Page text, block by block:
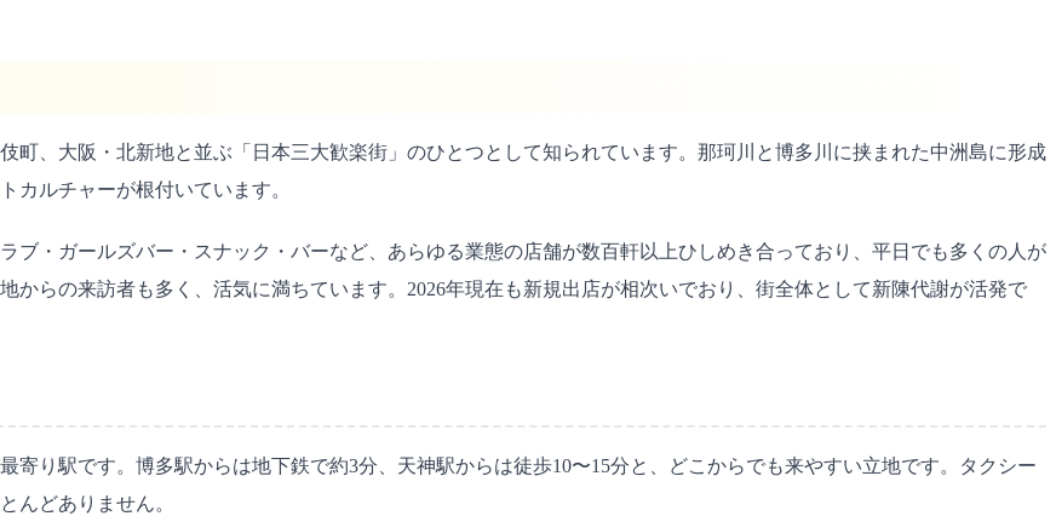
町、大阪・北新地と並ぶ「日本三大歓楽街」のひとつとして知られています。那珂川と博多川に挟まれた中洲島に形成
カルチャーが根付いています。
ブ・ガールズバー・スナック・バーなど、あらゆる業態の店舗が数百軒以上ひしめき合っており、平日でも多くの人が
からの来訪者も多く、活気に満ちています。2026年現在も新規出店が相次いでおり、街全体として新陳代謝が活発で
寄り駅です。博多駅からは地下鉄で約3分、天神駅からは徒歩10〜15分と、どこからでも来やすい立地です。タクシー
んどありません。